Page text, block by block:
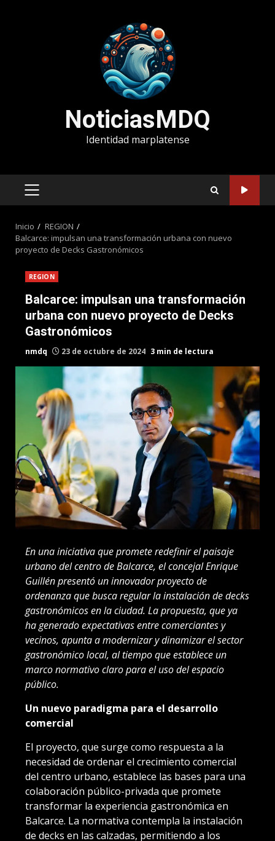
NoticiasMDQ
Identidad marplatense
MENÚ
Inicio
REGION
Balcarce: impulsan una transformación urbana con nuevo
proyecto de Decks Gastronómicos
REGION
Balcarce: impulsan una transformación
urbana con nuevo proyecto de Decks
Gastronómicos
nmdq 23 de octubre de 2024 3 min de lectura
En una iniciativa que promete redefinir el paisaje
urbano del centro de Balcarce, el concejal Enrique
Guillén presentó un innovador proyecto de
ordenanza que busca regular la instalación de decks
gastronómicos en la ciudad. La propuesta, que ya
ha generado expectativas entre comerciantes y
vecinos, apunta a modernizar y dinamizar el sector
gastronómico local, al tiempo que establece un
marco normativo claro para el uso del espacio
público.
Un nuevo paradigma para el desarrollo
comercial
El proyecto, que surge como respuesta a la
necesidad de ordenar el crecimiento comercial
del centro urbano, establece las bases para una
colaboración público-privada que promete
transformar la experiencia gastronómica en
Balcarce. La normativa contempla la instalación
de decks en las calzadas, permitiendo a los